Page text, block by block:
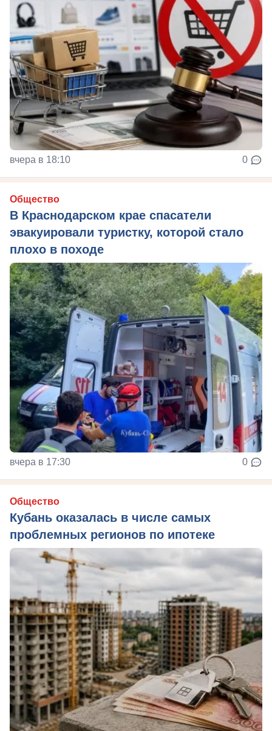
вчера в 18:10 0
Общество
В Краснодарском крае спасатели
эвакуировали туристку, которой стало
плохо в походе
вчера в 17:30 0
Общество
Кубань оказалась в числе самых
проблемных регионов по ипотеке